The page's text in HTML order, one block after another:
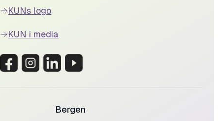
KUNs logo
KUN i media
Bergen